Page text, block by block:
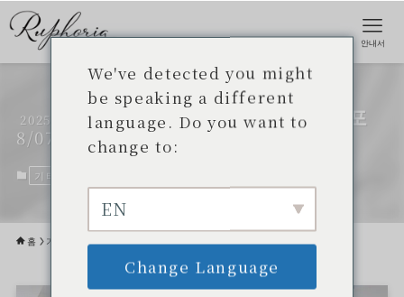
안내서
오키나와 메이크업 레슨】루포
리아 뷰티 에이전트
2025
8/07
기타
홈 기타
We've detected you might
be speaking a different
language. Do you want to
change to:
EN
Change Language